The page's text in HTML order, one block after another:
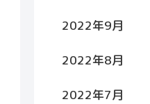
2022年9月
2022年8月
2022年7月